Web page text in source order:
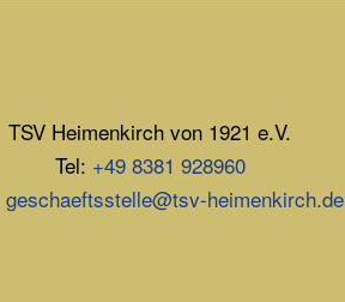
TSV Heimenkirch von 1921 e.V.
Tel: +49 8381 928960
geschaeftsstelle@tsv-heimenkirch.de